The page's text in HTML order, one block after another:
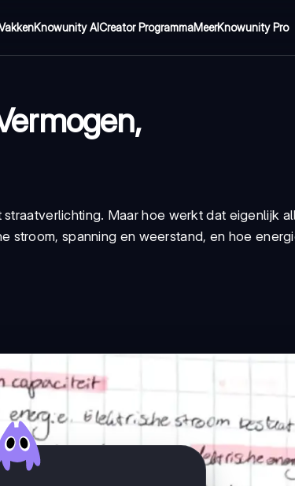
Knowunity AICreator ProgrammaMeerKnowunity Pro
Maar hoe werkt dat eigenlijk
spanning en weerstand, en hoe